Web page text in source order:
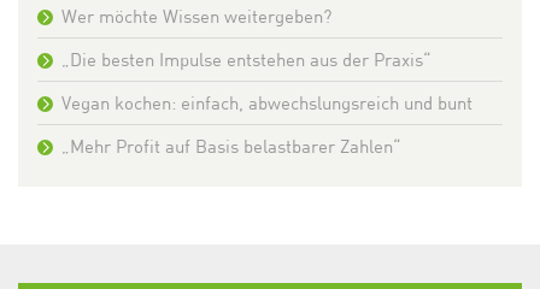
Wer möchte Wissen weitergeben?
„Die besten Impulse entstehen aus der Praxis“
Vegan kochen: einfach, abwechslungsreich und bunt
„Mehr Profit auf Basis belastbarer Zahlen“